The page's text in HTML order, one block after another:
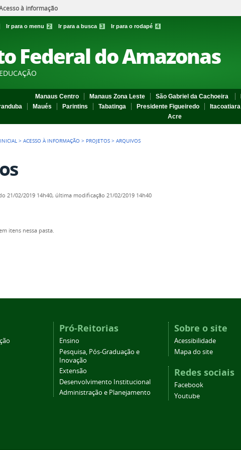
à informação
Ir para o menu 2 Ir para a busca 3 Ir para o rodapé 4
Federal do Amazonas
Manaus Centro Manaus Zona Leste São Gabriel da Cachoeira
Maués Parintins Tabatinga Presidente Figueiredo Itacoatiara
Acre
>ACESSO À INFORMAÇÃO > PROJETOS >ARQUIVOS
21/02/2019 14h40, última modificação 21/02/2019 14h40
itens nessa pasta.
Pró-Reitorias
Ensino
Pesquisa, Pós-Graduação e
Inovação
Extensão
Desenvolvimento Institucional
Administração e Planejamento
Sobre o site
Acessibilidade
Mapa do site
Redes sociais
Facebook
Youtube